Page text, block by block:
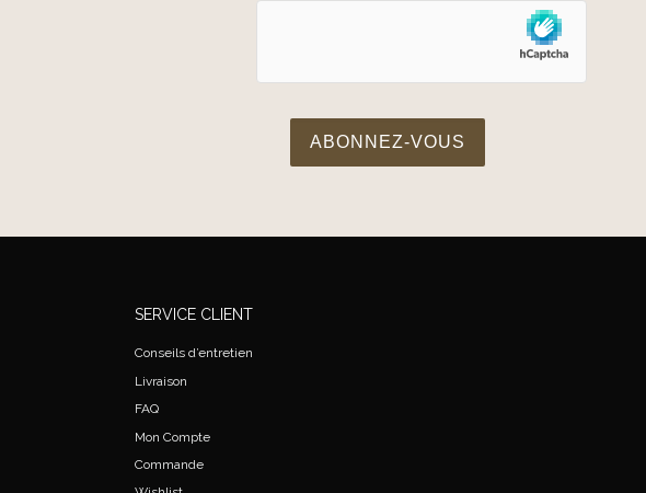
SERVICE CLIENT
Conseils d’entretien
Livraison
FAQ
Mon Compte
Commande